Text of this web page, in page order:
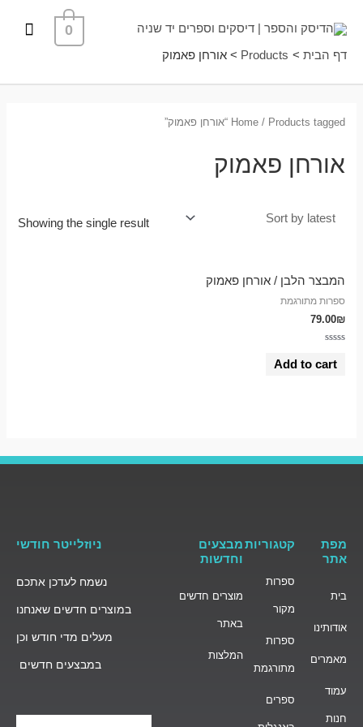
0
דף הבית Products אורחן פאמוק
Home/ Products tagged “אורחן פאמוק”
אורחן פאמוק
Showing the single result
המבצר הלבן / אורחן פאמוק
ספרות מתורגמת
79.00₪
out
Add to cart
מפת
אתר
בית
אודותינו
מאמרים
עמוד
חנות
קטגוריות
ספרות
מקור
ספרות
מתורגמת
ספרים
מבצעים
וחדשות
מוצרים חדשים
באתר
המלצות
ניוזלייטר חודשי
נשמח לעדכן אתכם
במוצרים חדשים שאנחנו
מעלים מדי חודש וכן
במבצעים חדשים